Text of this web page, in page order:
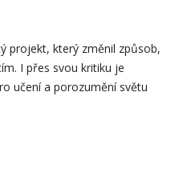
projekt, který změnil způsob,
I přes svou kritiku je
učení a porozumění světu